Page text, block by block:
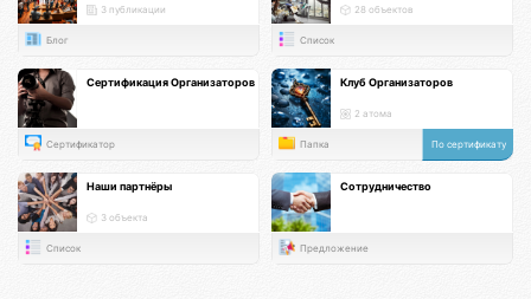
3 публикации
Блог
28 объектов
Список
Сертификация Организаторов
Сертификатор
Клуб Организаторов
2 атома
Папка По сертификату
Наши партнёры
3 объекта
Список
Сотрудничество
Предложение